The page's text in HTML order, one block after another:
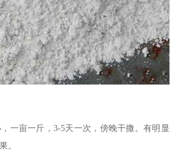
一亩一斤，3-5天一次，傍晚干撒。有明显
。